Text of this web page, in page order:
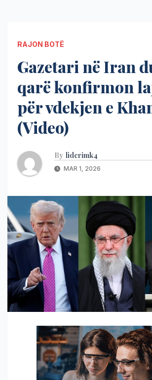
RAJON BOTË
Gazetari në Iran
qarë konfirmon
për vdekjen e
(Video)
By liderimk4
MAR 1, 2026